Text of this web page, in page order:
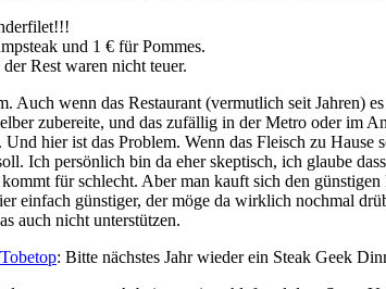
und 1 € für Pommes.
Rest waren nicht teuer.
Auch wenn das Restaurant (vermutlich seit Jahren)
zubereite, und das zufällig in der Metro oder im
hier ist das Problem. Wenn das Fleisch zu
Ich persönlich bin da eher skeptisch, ich glaube
für schlecht. Aber man kauft sich den
einfach günstiger, der möge da wirklich nochmal
auch nicht unterstützen.
Tobetop: Bitte nächstes Jahr wieder ein Steak Geek